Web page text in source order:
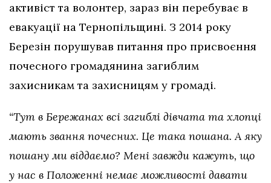
активіст та волонтер, зараз він перебуває в
евакуації на Тернопільщині. З 2014 року
Березін порушував питання про присвоєння
почесного громадянина загиблим
захисникам та захисницям у громаді.
“Тут в Бережанах всі загиблі дівчата та хлопці
мають звання почесних. Це така пошана. А яку
пошану ми віддаємо? Мені завжди кажуть, що
у нас в Положенні немає можливості давати